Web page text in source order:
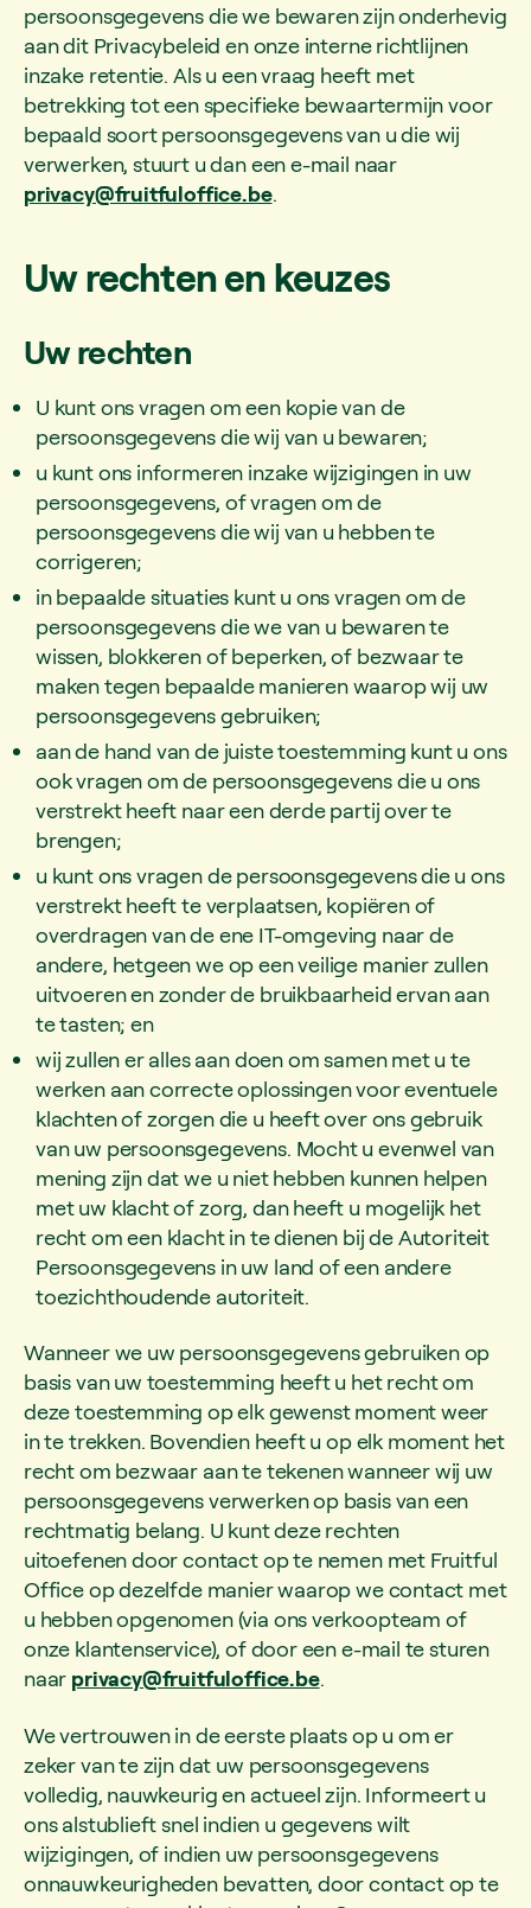
persoonsgegevens die we bewaren zijn onderhevig
aan dit Privacybeleid en onze interne richtlijnen
inzake retentie. Als u een vraag heeft met
betrekking tot een specifieke bewaartermijn voor
bepaald soort persoonsgegevens van u die wij
verwerken, stuurt u dan een e-mail naar
privacy@fruitfuloffice.be.
Uw rechten en keuzes
Uw rechten
U kunt ons vragen om een kopie van de
persoonsgegevens die wij van u bewaren;
u kunt ons informeren inzake wijzigingen in uw
persoonsgegevens, of vragen om de
persoonsgegevens die wij van u hebben te
corrigeren;
in bepaalde situaties kunt u ons vragen om de
persoonsgegevens die we van u bewaren te
wissen, blokkeren of beperken, of bezwaar te
maken tegen bepaalde manieren waarop wij uw
persoonsgegevens gebruiken;
aan de hand van de juiste toestemming kunt u ons
ook vragen om de persoonsgegevens die u ons
verstrekt heeft naar een derde partij over te
brengen;
u kunt ons vragen de persoonsgegevens die u ons
verstrekt heeft te verplaatsen, kopiëren of
overdragen van de ene IT-omgeving naar de
andere, hetgeen we op een veilige manier zullen
uitvoeren en zonder de bruikbaarheid ervan aan
te tasten; en
wij zullen er alles aan doen om samen met u te
werken aan correcte oplossingen voor eventuele
klachten of zorgen die u heeft over ons gebruik
van uw persoonsgegevens. Mocht u evenwel van
mening zijn dat we u niet hebben kunnen helpen
met uw klacht of zorg, dan heeft u mogelijk het
recht om een klacht in te dienen bij de Autoriteit
Persoonsgegevens in uw land of een andere
toezichthoudende autoriteit.
Wanneer we uw persoonsgegevens gebruiken op
basis van uw toestemming heeft u het recht om
deze toestemming op elk gewenst moment weer
in te trekken. Bovendien heeft u op elk moment het
recht om bezwaar aan te tekenen wanneer wij uw
persoonsgegevens verwerken op basis van een
rechtmatig belang. U kunt deze rechten
uitoefenen door contact op te nemen met Fruitful
Office op dezelfde manier waarop we contact met
u hebben opgenomen (via ons verkoopteam of
onze klantenservice), of door een e-mail te sturen
naar privacy@fruitfuloffice.be.
We vertrouwen in de eerste plaats op u om er
zeker van te zijn dat uw persoonsgegevens
volledig, nauwkeurig en actueel zijn. Informeert u
ons alstublieft snel indien u gegevens wilt
wijzigingen, of indien uw persoonsgegevens
onnauwkeurigheden bevatten, door contact op te